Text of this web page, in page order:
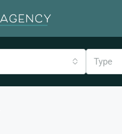
Type